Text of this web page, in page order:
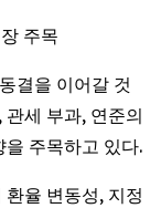
주목
결을 이어갈 것
세 부과, 연준의
주목하고 있다.
율 변동성, 지정